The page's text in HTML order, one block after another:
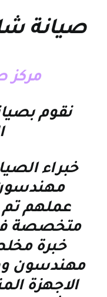
صيانة
مركز
نقوم
خبراء
عملهم تم
متخصصة
خبرة
مهندسون
الاجهزة